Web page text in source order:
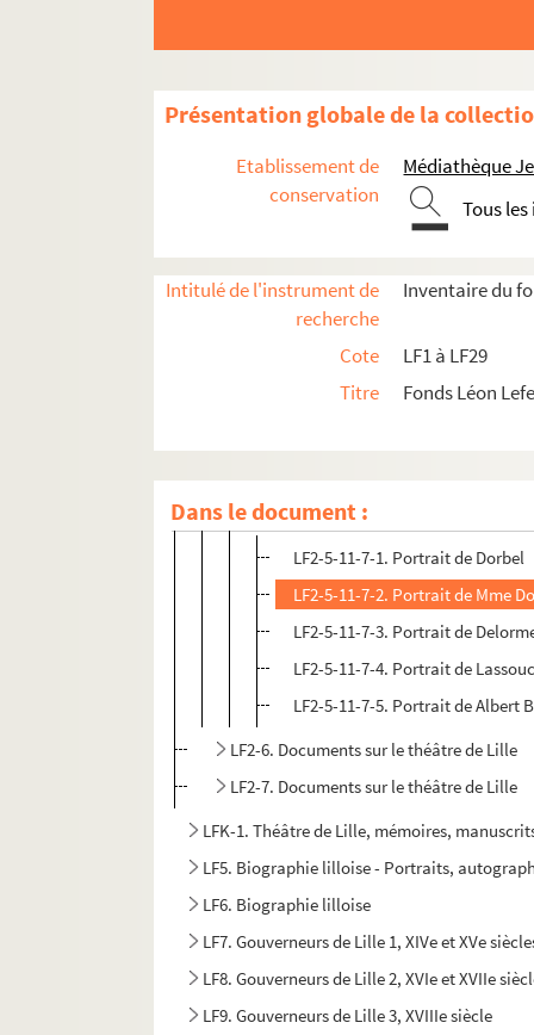
Présentation globale de la
Etablissement de
conservation
Médiathèque
Tous
Intitulé de l'instrument de
recherche
Inventaire du
Cote
LF1 à LF29
Titre
Fonds Léon
Dans le document :
LF2-5-9. Dossier 9 : 1888-1889
LF2-5-10. Dossier 10 : 1889-1890
LF2-5-11-1. Prospectus du théâtre
LF2-5-11-2. Répertoire
LF2-5-11-3. Programmes
LF2-5-11-4. Liste de la Commission
LF2-5-11-6. Dessin : le député
LF2-5-11-7. Portraits
LF2-5-11-7-1. Portrait de Dorbel
LF2-5-11-7-2. Portrait de Mme
LF2-5-11-7-3. Portrait de
LF2-5-11-7-4. Portrait de
LF2-5-11-7-5. Portrait de Albert
LF2-6. Documents sur le théâtre de Lille
LF2-7. Documents sur le théâtre de Lille
LFK-1. Théâtre de Lille, mémoires,
LF5. Biographie lilloise - Portraits,
LF6. Biographie lilloise
LF7. Gouverneurs de Lille 1, XIVe et XVe
LF8. Gouverneurs de Lille 2, XVIe et XVIIe
LF9. Gouverneurs de Lille 3, XVIIIe siècle